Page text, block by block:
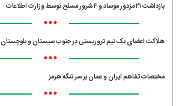
بازداشت ۲۱ مزدور موساد و ۴ شرور مسلح توسط وزارت اطلاعات
•••
هلاکت اعضای یک تیم تروریستی در جنوب سیستان و بلوچستان
•••
مختصات تفاهم ایران و عمان بر سر تنگه هرمز
•••